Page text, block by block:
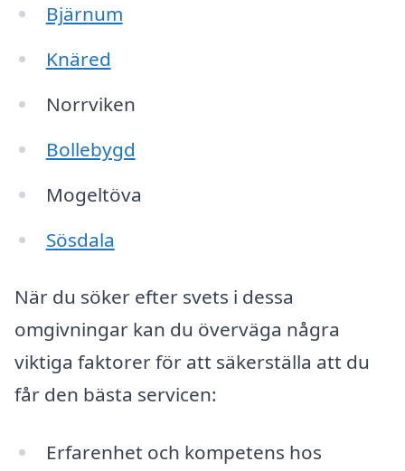
Bjärnum
Knäred
Norrviken
Bollebygd
Mogeltöva
Sösdala
När du söker efter svets i dessa
omgivningar kan du överväga några
viktiga faktorer för att säkerställa att du
får den bästa servicen:
Erfarenhet och kompetens hos